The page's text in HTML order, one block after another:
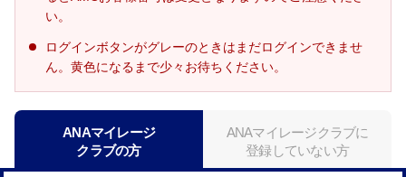
い。
ログインボタンがグレーのときはまだログインできませ
ん。黄色になるまで少々お待ちください。
ANAマイレージ
クラブの方
ANAマイレージクラブに
登録していない方